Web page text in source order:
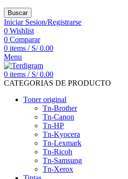
Buscar
Iniciar Sesion/Registrarse
0 Wishlist
0 Comparar
0 items / S/0.00
Menu
0 items / S/0.00
CATEGORIAS DE PRODUCTO
Toner original
Tn-Brother
Tn-Canon
Tn-HP
Tn-Kyocera
Tn-Lexmark
Tn-Ricoh
Tn-Samsung
Tn-Xerox